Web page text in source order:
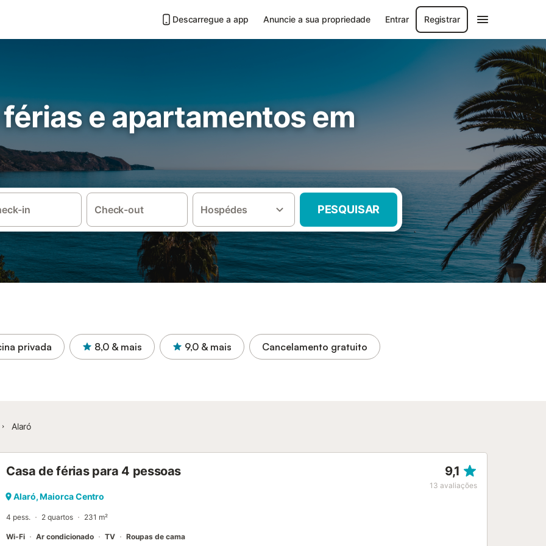
Descarregue a app Anuncie a sua propriedade Entrar Registrar
e apartamentos em
in Check-out Hospédes PESQUISAR
privada 8,0 & mais 9,0 & mais Cancelamento gratuito
Alaró
Casa de férias para 4 pessoas 9,1
13 avaliações
Alaró, Maiorca Centro
4 pess. 2 quartos 231 m²
Wi-Fi Ar condicionado TV Roupas de cama